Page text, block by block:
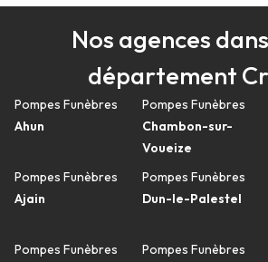
Nos agences
département
Pompes Funèbres
Ahun
Pompes Funèbres
Ajain
Pompes Funèbres
Pompes Funèbres
Chambon-sur-
Voueize
Pompes Funèbres
Dun-le-Palestel
Pompes Funèbres